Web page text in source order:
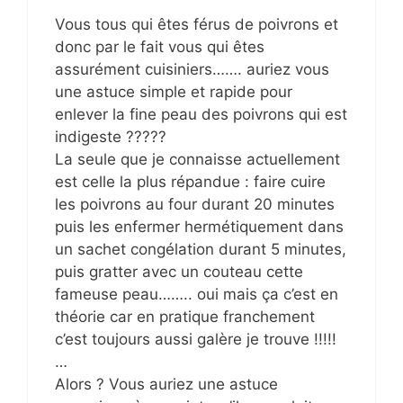
Vous tous qui êtes férus de poivrons et
donc par le fait vous qui êtes
assurément cuisiniers……. auriez vous
une astuce simple et rapide pour
enlever la fine peau des poivrons qui est
indigeste ?????
La seule que je connaisse actuellement
est celle la plus répandue : faire cuire
les poivrons au four durant 20 minutes
puis les enfermer hermétiquement dans
un sachet congélation durant 5 minutes,
puis gratter avec un couteau cette
fameuse peau…….. oui mais ça c’est en
théorie car en pratique franchement
c’est toujours aussi galère je trouve !!!!!
…
Alors ? Vous auriez une astuce